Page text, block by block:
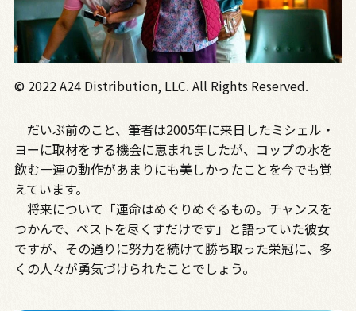
© 2022 A24 Distribution, LLC. All Rights Reserved.
だいぶ前のこと、筆者は2005年に来日したミシェル・
ヨーに取材をする機会に恵まれましたが、コップの水を
飲む一連の動作があまりにも美しかったことを今でも覚
えています。
将来について「運命はめぐりめぐるもの。チャンスを
つかんで、ベストを尽くすだけです」と語っていた彼女
ですが、その通りに努力を続けて勝ち取った栄冠に、多
くの人々が勇気づけられたことでしょう。